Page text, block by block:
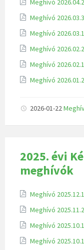
Meghívó
Meghívó
Meghívó
Meghívó
Meghívó
Meghívó
2026-01-22
2025. évi
meghívók
Meghívó
Meghívó
Meghívó
Meghívó